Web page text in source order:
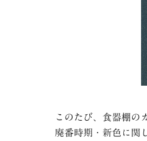
このたび、食器棚の
廃番時期・新色に関